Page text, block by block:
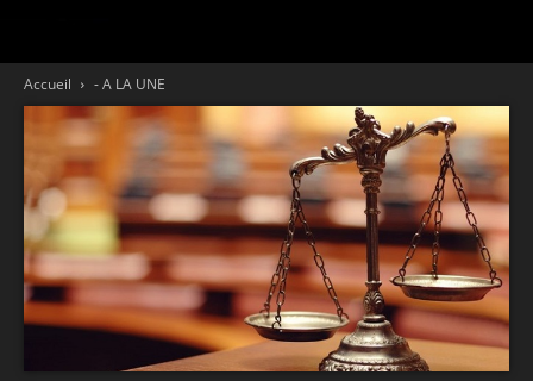
Accueil - A LA UNE